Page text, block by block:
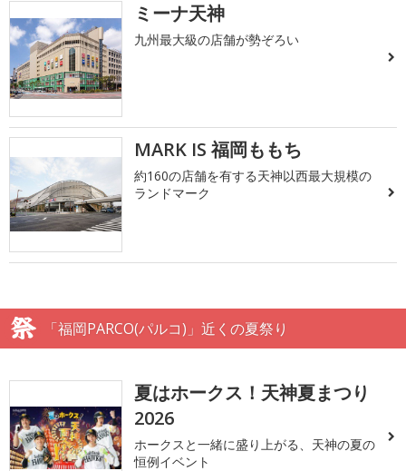
ミーナ天神
九州最大級の店舗が勢ぞろい
MARK IS 福岡ももち
約160の店舗を有する天神以西最大規模の
ランドマーク
「福岡PARCO(パルコ)」近くの夏祭り
夏はホークス！天神夏まつり
2026
ホークスと一緒に盛り上がる、天神の夏の
恒例イベント